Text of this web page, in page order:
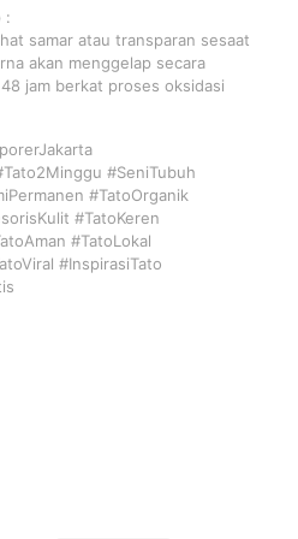
:
samar atau transparan sesaat
akan menggelap secara
jam berkat proses oksidasi
#SeniTubuh
#TatoOrganik
#TatoKeren
#TatoLokal
#InspirasiTato